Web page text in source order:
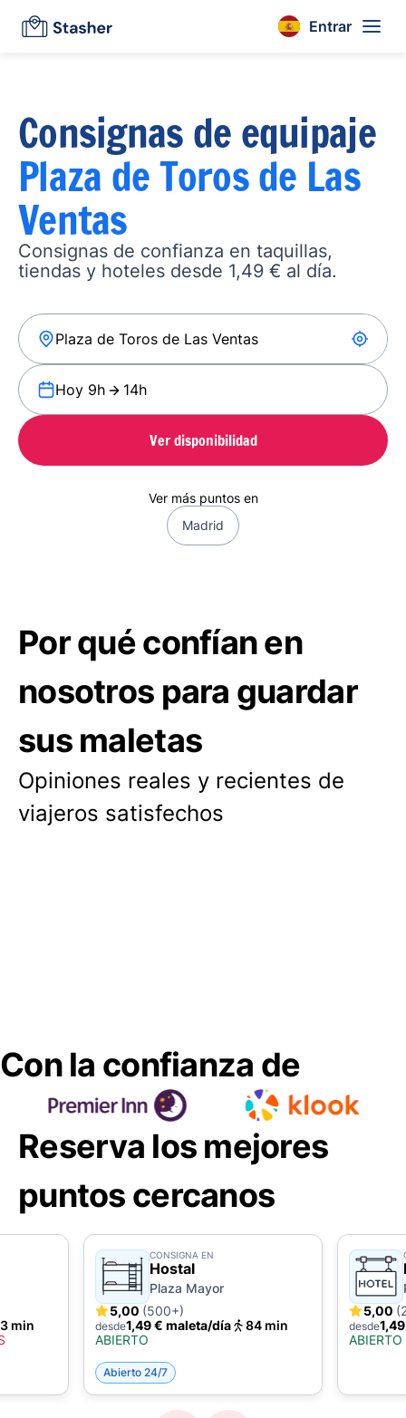
Entrar
Consignas de equipaje
Plaza de Toros de Las
Ventas
Consignas de confianza en taquillas,
tiendas y hoteles desde 1,49 € al día.
Hoy 9h 14h
Ver disponibilidad
Ver más puntos en
Madrid
Por qué confían en
nosotros para guardar
sus maletas
Opiniones reales y recientes de
viajeros satisfechos
Con la confianza de
Reserva los mejores
puntos cercanos
min
CONSIGNA EN
Hostal
Plaza Mayor
5,00 (500+)
desde1,49 € maleta/día
84 min
ABIERTO
Abierto 24/7
5,00
desde
ABIERTO